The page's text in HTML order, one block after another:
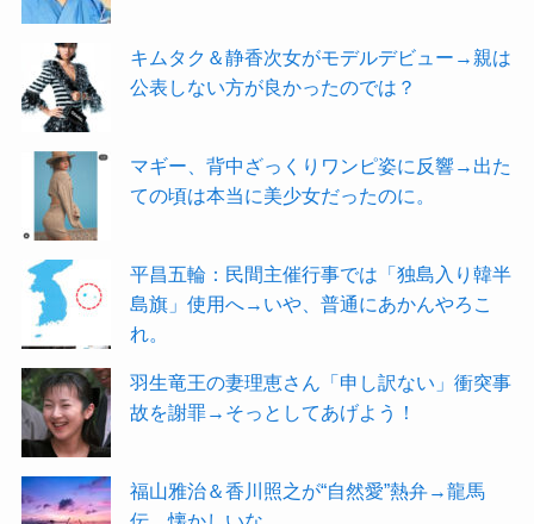
キムタク＆静香次女がモデルデビュー→親は
公表しない方が良かったのでは？
マギー、背中ざっくりワンピ姿に反響→出た
ての頃は本当に美少女だったのに。
平昌五輪：民間主催行事では「独島入り韓半
島旗」使用へ→いや、普通にあかんやろこ
れ。
羽生竜王の妻理恵さん「申し訳ない」衝突事
故を謝罪→そっとしてあげよう！
福山雅治＆香川照之が“自然愛”熱弁→龍馬